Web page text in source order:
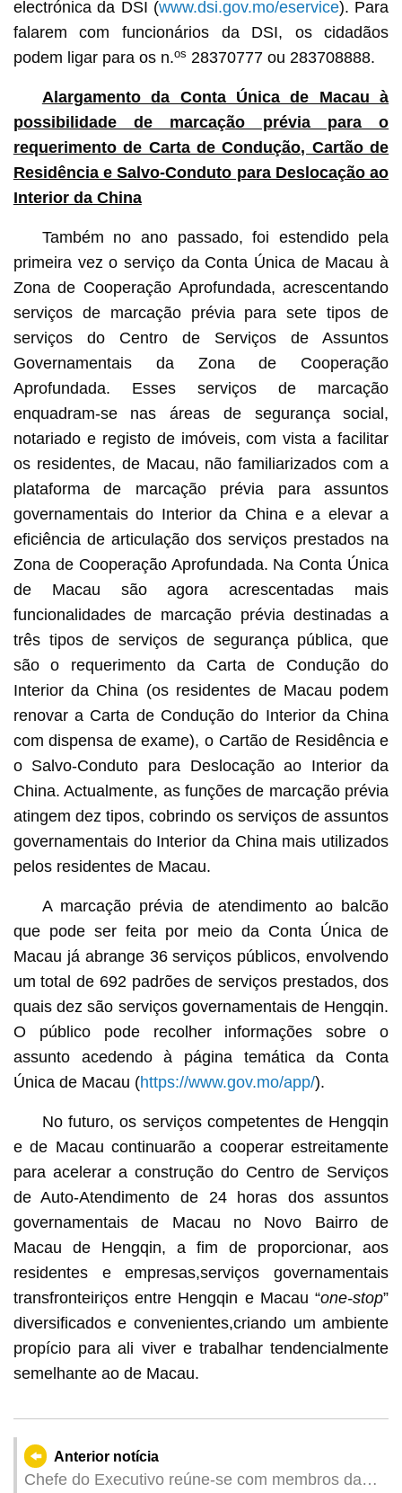
electrónica da DSI (www.dsi.gov.mo/eservice). Para
falarem com funcionários da DSI, os cidadãos
podem ligar para os n.os 28370777 ou 283708888.
Alargamento da Conta Única de Macau à
possibilidade de marcação prévia para o
requerimento de Carta de Condução, Cartão de
Residência e Salvo-Conduto para Deslocação ao
Interior da China
Também no ano passado, foi estendido pela
primeira vez o serviço da Conta Única de Macau à
Zona de Cooperação Aprofundada, acrescentando
serviços de marcação prévia para sete tipos de
serviços do Centro de Serviços de Assuntos
Governamentais da Zona de Cooperação
Aprofundada. Esses serviços de marcação
enquadram-se nas áreas de segurança social,
notariado e registo de imóveis, com vista a facilitar
os residentes, de Macau, não familiarizados com a
plataforma de marcação prévia para assuntos
governamentais do Interior da China e a elevar a
eficiência de articulação dos serviços prestados na
Zona de Cooperação Aprofundada. Na Conta Única
de Macau são agora acrescentadas mais
funcionalidades de marcação prévia destinadas a
três tipos de serviços de segurança pública, que
são o requerimento da Carta de Condução do
Interior da China (os residentes de Macau podem
renovar a Carta de Condução do Interior da China
com dispensa de exame), o Cartão de Residência e
o Salvo-Conduto para Deslocação ao Interior da
China. Actualmente, as funções de marcação prévia
atingem dez tipos, cobrindo os serviços de assuntos
governamentais do Interior da China mais utilizados
pelos residentes de Macau.
A marcação prévia de atendimento ao balcão
que pode ser feita por meio da Conta Única de
Macau já abrange 36 serviços públicos, envolvendo
um total de 692 padrões de serviços prestados, dos
quais dez são serviços governamentais de Hengqin.
O público pode recolher informações sobre o
assunto acedendo à página temática da Conta
Única de Macau (https://www.gov.mo/app/).
No futuro, os serviços competentes de Hengqin
e de Macau continuarão a cooperar estreitamente
para acelerar a construção do Centro de Serviços
de Auto-Atendimento de 24 horas dos assuntos
governamentais de Macau no Novo Bairro de
Macau de Hengqin, a fim de proporcionar, aos
residentes e empresas,serviços governamentais
transfronteiriços entre Hengqin e Macau “one-stop”
diversificados e convenientes,criando um ambiente
propício para ali viver e trabalhar tendencialmente
semelhante ao de Macau.
Anterior notícia
Chefe do Executivo reúne-se com membros da